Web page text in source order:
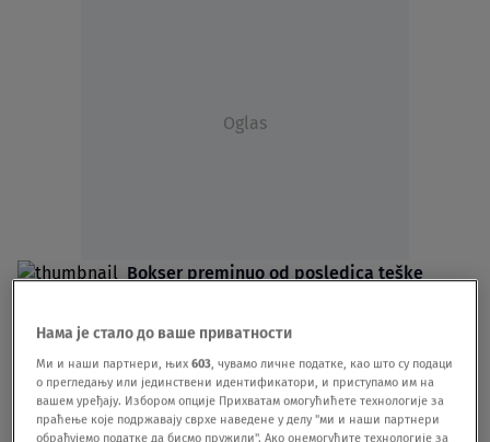
Oglas
Bokser preminuo od posledica teške
Velika tragedija potresla sport: Preminuo
zbog komplikacija nakon operacije
SPORT - OSTALO02.03.25.
"I ranije je bilo potezanja pištolja u
Нама је стало до ваше приватности
Ми и наши партнери, њих603, чувамо личне податке, као што су подаци
о прегледању или јединствени идентификатори, и приступамо им на
вашем уређају. Избором опције Прихватам омогућићете технологије за
праћење које подржавају сврхе наведене у делу "ми и наши партнери
обрађујемо податке да бисмо пружили". Ако онемогућите технологије за